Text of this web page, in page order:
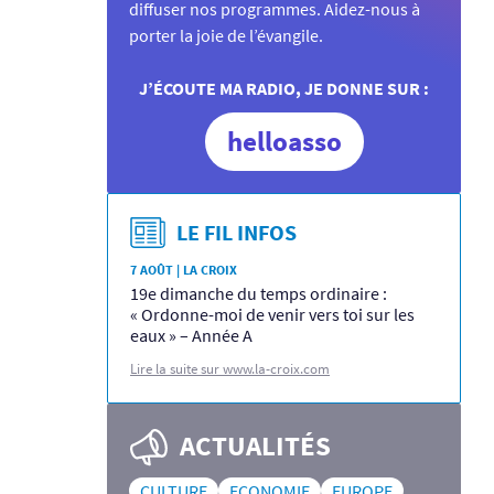
diffuser nos programmes. Aidez-nous à
porter la joie de l’évangile.
J’ÉCOUTE MA RADIO, JE DONNE SUR :
helloasso
LE FIL INFOS
7 AOÛT | LA CROIX
19e dimanche du temps ordinaire :
« Ordonne-moi de venir vers toi sur les
eaux » – Année A
Lire la suite sur www.la-croix.com
ACTUALITÉS